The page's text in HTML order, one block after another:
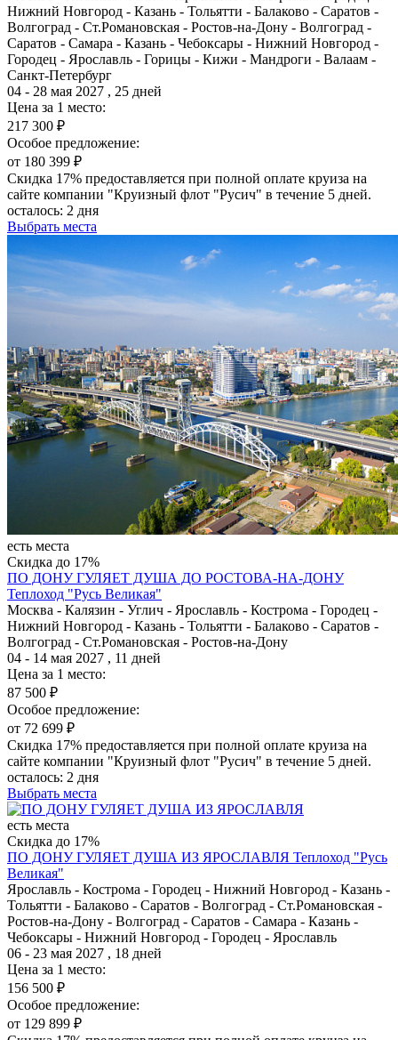
Нижний Новгород - Казань - Тольятти - Балаково - Саратов -
Волгоград - Ст.Романовская - Ростов-на-Дону - Волгоград -
Саратов - Самара - Казань - Чебоксары - Нижний Новгород -
Городец - Ярославль - Горицы - Кижи - Мандроги - Валаам -
Санкт-Петербург
04 - 28 мая 2027 , 25 дней
Цена за 1 место:
217 300 ₽
Особое предложение:
от 180 399 ₽
Скидка 17% предоставляется при полной оплате круиза на
сайте компании "Круизный флот "Русич" в течение 5 дней.
осталось: 2 дня
Выбрать места
есть места
Скидка до 17%
ПО ДОНУ ГУЛЯЕТ ДУША ДО РОСТОВА-НА-ДОНУ
Теплоход "Русь Великая"
Москва - Калязин - Углич - Ярославль - Кострома - Городец -
Нижний Новгород - Казань - Тольятти - Балаково - Саратов -
Волгоград - Ст.Романовская - Ростов-на-Дону
04 - 14 мая 2027 , 11 дней
Цена за 1 место:
87 500 ₽
Особое предложение:
от 72 699 ₽
Скидка 17% предоставляется при полной оплате круиза на
сайте компании "Круизный флот "Русич" в течение 5 дней.
осталось: 2 дня
Выбрать места
есть места
Скидка до 17%
ПО ДОНУ ГУЛЯЕТ ДУША ИЗ ЯРОСЛАВЛЯ Теплоход "Русь
Великая"
Ярославль - Кострома - Городец - Нижний Новгород - Казань -
Тольятти - Балаково - Саратов - Волгоград - Ст.Романовская -
Ростов-на-Дону - Волгоград - Саратов - Самара - Казань -
Чебоксары - Нижний Новгород - Городец - Ярославль
06 - 23 мая 2027 , 18 дней
Цена за 1 место:
156 500 ₽
Особое предложение:
от 129 899 ₽